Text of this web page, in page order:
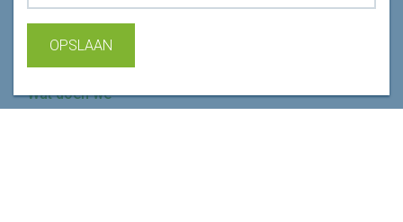
Wie zijn we
Wat doen we
OPSLAAN
Lees onscookiebeleidvoor meer informatie.